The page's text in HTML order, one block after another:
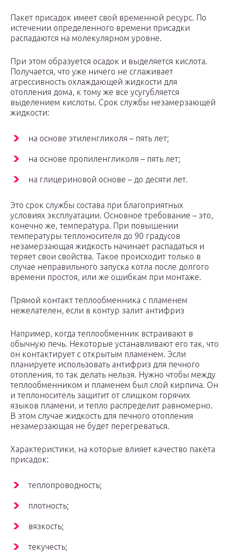
Пакет присадок имеет свой временной ресурс. По
истечении определенного времени присадки
распадаются на молекулярном уровне.
При этом образуется осадок и выделяется кислота.
Получается, что уже ничего не сглаживает
агрессивность охлаждающей жидкости для
отопления дома, к тому же все усугубляется
выделением кислоты. Срок службы незамерзающей
жидкости:
на основе этиленгликоля – пять лет;
на основе пропиленгликоля – пять лет;
на глицериновой основе – до десяти лет.
Это срок службы состава при благоприятных
условиях эксплуатации. Основное требование – это,
конечно же, температура. При повышении
температуры теплоносителя до 90 градусов
незамерзающая жидкость начинает распадаться и
теряет свои свойства. Такое происходит только в
случае неправильного запуска котла после долгого
времени простоя, или же ошибкам при монтаже.
Прямой контакт теплообменника с пламенем
нежелателен, если в контур залит антифриз
Например, когда теплообменник встраивают в
обычную печь. Некоторые устанавливают его так, что
он контактирует с открытым пламенем. Эсли
планируете использовать антифриз для печного
отопления, то так делать нельзя. Нужно чтобы между
теплообменником и пламенем был слой кирпича. Он
и теплоноситель защитит от слишком горячих
языков пламени, и тепло распределит равномерно.
В этом случае жидкость для печного отопления
незамерзающая не будет перегреваться.
Характеристики, на которые влияет качество пакета
присадок:
теплопроводность;
плотность;
вязкость;
текучесть;